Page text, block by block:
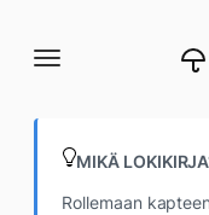
suoraan
MIKÄ
Rollemaan